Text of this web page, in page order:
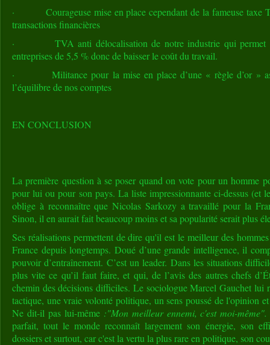
· Courageuse mise en place cependant de la fameuse taxe
transactions financières
· TVA anti délocalisation de notre industrie qui permet
entreprises de 5,5 % donc de baisser le coût du travail.
· Militance pour la mise en place d’une « règle d’or »
l’équilibre de nos comptes
EN CONCLUSION
La première question à se poser quand on vote pour un homme
pour lui ou pour son pays. La liste impressionnante ci-dessus (et
oblige à reconnaître que Nicolas Sarkozy a travaillé pour la
Sinon, il en aurait fait beaucoup moins et sa popularité serait plus
Ses réalisations permettent de dire qu'il est le meilleur des
France depuis longtemps. Doué d’une grande intelligence, il
pouvoir d’entraînement. C’est un leader. Dans les situations
plus vite ce qu’il faut faire, et qui, de l’avis des autres chefs
chemin des décisions difficiles. Le sociologue Marcel Gauchet lui
tactique, une vraie volonté politique, un sens poussé de l'opinion
Ne dit-il pas lui-même :"Mon meilleur ennemi, c'est moi-même".
parfait, tout le monde reconnaît largement son énergie, son
dossiers et surtout, car c'est la vertu la plus rare en politique, son